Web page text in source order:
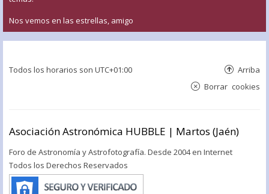
Nos vemos en las estrellas, amigo
Todos los horarios son UTC+01:00 Arriba
Borrar cookies
Asociación Astronómica HUBBLE | Martos (Jaén)
Foro de Astronomía y Astrofotografía. Desde 2004 en Internet
Todos los Derechos Reservados